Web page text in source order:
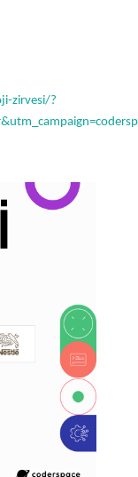
zirvesi/?